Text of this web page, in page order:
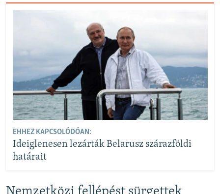
EHHEZ KAPCSOLÓDÓAN:
Ideiglenesen lezárták Belarusz szárazföldi
határait